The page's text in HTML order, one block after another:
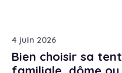
4 juin 2026
Bien choisir sa